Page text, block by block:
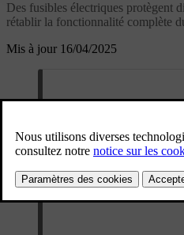
Mis à jour 16/04/2025
Des fusibles électriques protègent
rétablir la fonctionnalité complète